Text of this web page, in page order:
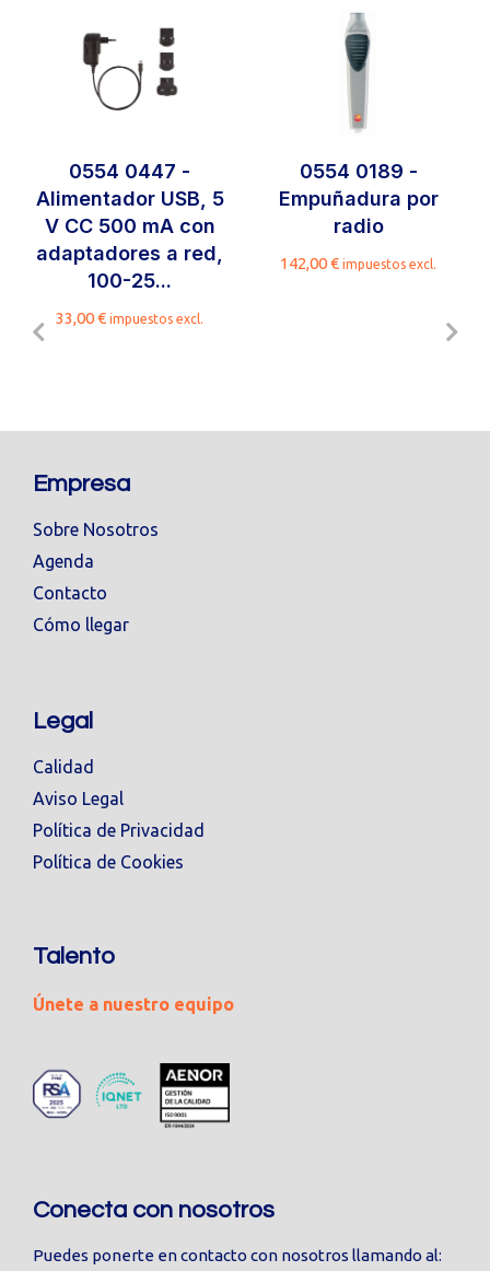
0554 0447 -
Alimentador USB, 5
V CC 500 mA con
adaptadores a red,
100-25...
33,00€ impuestos excl.
0554 0189 -
Empuñadura por
radio
142,00€ impuestos excl.
Empresa
Sobre Nosotros
Agenda
Contacto
Cómo llegar
Legal
Calidad
Aviso Legal
Política de Privacidad
Política de Cookies
Talento
Únete a nuestro equipo
Conecta con nosotros
Puedes ponerte en contacto con nosotros llamando al: